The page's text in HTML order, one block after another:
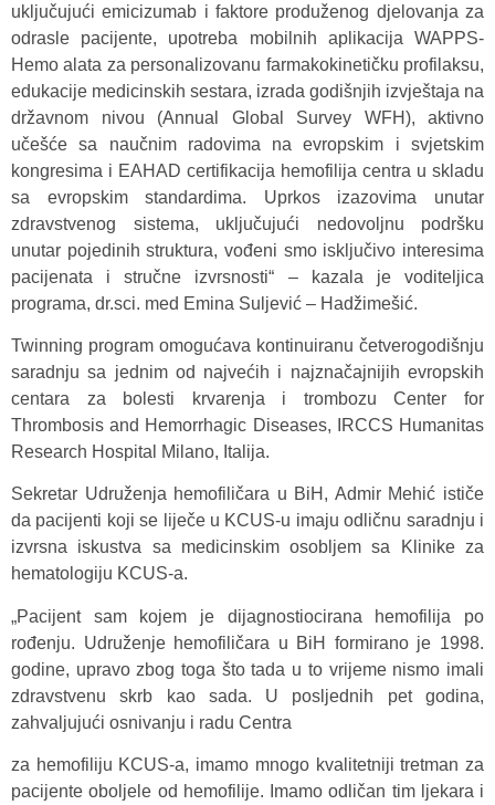
uključujući emicizumab i faktore produženog djelovanja za
odrasle pacijente, upotreba mobilnih aplikacija WAPPS-
Hemo alata za personalizovanu farmakokinetičku profilaksu,
edukacije medicinskih sestara, izrada godišnjih izvještaja na
državnom nivou (Annual Global Survey WFH), aktivno
učešće sa naučnim radovima na evropskim i svjetskim
kongresima i EAHAD certifikacija hemofilija centra u skladu
sa evropskim standardima. Uprkos izazovima unutar
zdravstvenog sistema, uključujući nedovoljnu podršku
unutar pojedinih struktura, vođeni smo isključivo interesima
pacijenata i stručne izvrsnosti“ – kazala je voditeljica
programa, dr.sci. med Emina Suljević – Hadžimešić.
Twinning program omogućava kontinuiranu četverogodišnju
saradnju sa jednim od najvećih i najznačajnijih evropskih
centara za bolesti krvarenja i trombozu Center for
Thrombosis and Hemorrhagic Diseases, IRCCS Humanitas
Research Hospital Milano, Italija.
Sekretar Udruženja hemofiličara u BiH, Admir Mehić ističe
da pacijenti koji se liječe u KCUS-u imaju odličnu saradnju i
izvrsna iskustva sa medicinskim osobljem sa Klinike za
hematologiju KCUS-a.
„Pacijent sam kojem je dijagnostiocirana hemofilija po
rođenju. Udruženje hemofiličara u BiH formirano je 1998.
godine, upravo zbog toga što tada u to vrijeme nismo imali
zdravstvenu skrb kao sada. U posljednih pet godina,
zahvaljujući osnivanju i radu Centra
za hemofiliju KCUS-a, imamo mnogo kvalitetniji tretman za
pacijente oboljele od hemofilije. Imamo odličan tim ljekara i